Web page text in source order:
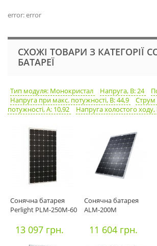
error: error
СХОЖІ ТОВАРИ З КАТЕГОРІЇ
БАТАРЕЇ
Тип модуля: Монокристал Напруга, В: 24
Напруга при макс. потужності, В: 44,9
Струм
потужності, А: 10,92
Напруга холостого ходу,
Сонячна батарея
Perlight PLM-250М-60
13 097 грн.
Сонячна батарея
ALM-200M
11 604 грн.